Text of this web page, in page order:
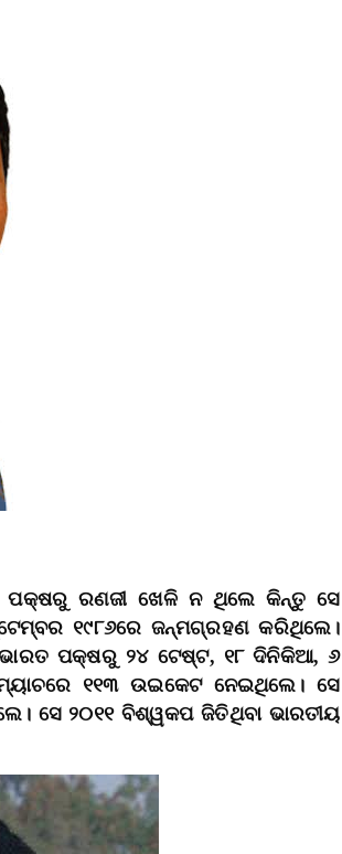
ପକ୍ଷରୁ ରଣଜୀ ଖେଳି ନ ଥିଲେ କିନ୍ତୁ ସେ
୧୯୮୬ରେ ଜନ୍ମଗ୍ରହଣ କରିଥିଲେ।
ଭାରତ ପକ୍ଷରୁ ୨୪ ଟେଷ୍ଟ, ୧୮ ଦିନିକିଆ, ୬
୧୧୩ ଉଇକେଟ ନେଇଥିଲେ। ସେ
ସେ ୨୦୧୧ ବିଶ୍ୱକପ ଜିତିଥିବା ଭାରତୀୟ